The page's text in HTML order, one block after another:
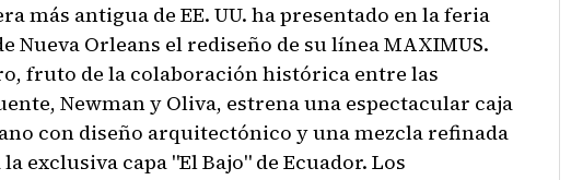
más antigua de EE. UU. ha presentado en la feria
Nueva Orleans el rediseño de su línea MAXIMUS.
fruto de la colaboración histórica entre las
Newman y Oliva, estrena una espectacular caja
con diseño arquitectónico y una mezcla refinada
exclusiva capa "El Bajo" de Ecuador. Los